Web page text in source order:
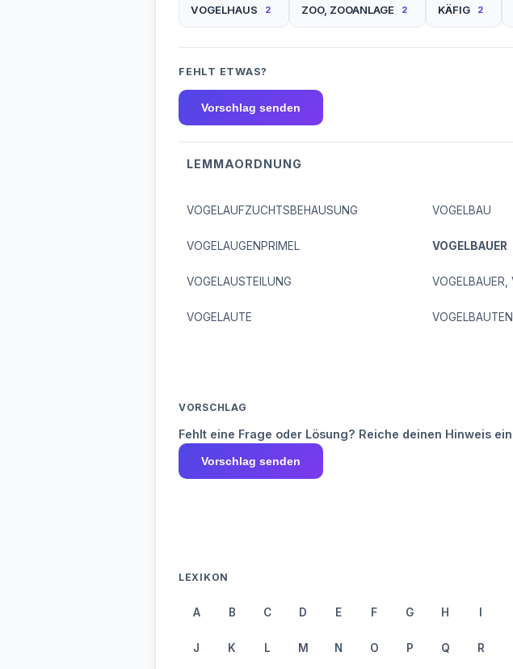
VOGELHAUS 2 ZOO, ZOOANLAGE 2 KÄFIG 2
FEHLT ETWAS?
Vorschlag senden
LEMMAORDNUNG
VOGELAUFZUCHTSBEHAUSUNG
VOGELAUGENPRIMEL
VOGELAUSTEILUNG
VOGELAUTE
VOGELBAU
VOGELBAUER
VOGELBAUER,
VOGELBAUTEN
VORSCHLAG
Fehlt eine Frage oder Lösung? Reiche deinen Hinweis
Vorschlag senden
LEXIKON
A B C D E F G H I
J K L M N O P Q R